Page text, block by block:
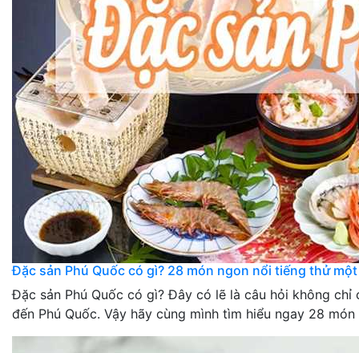
Đặc sản Phú Quốc có gì? 28 món ngon nổi tiếng thử một
Đặc sản Phú Quốc có gì? Đây có lẽ là câu hỏi không
đến Phú Quốc. Vậy hãy cùng mình tìm hiểu ngay 28 món